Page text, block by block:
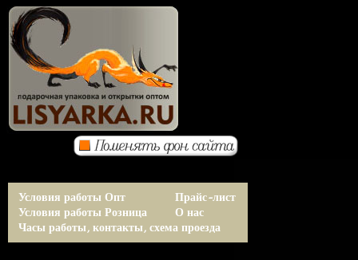
Условия работы Опт
Условия работы Розница
Прайс-лист
О нас
Часы работы, контакты, схема проезда